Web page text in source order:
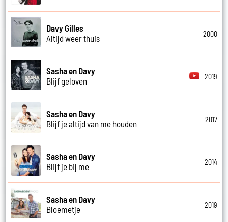
Davy Gilles
Altijd weer thuis
2000
Sasha en Davy
Blijf geloven
2019
Sasha en Davy
Blijf je altijd van me houden
2017
Sasha en Davy
Blijf je bij me
2014
Sasha en Davy
Bloemetje
2019